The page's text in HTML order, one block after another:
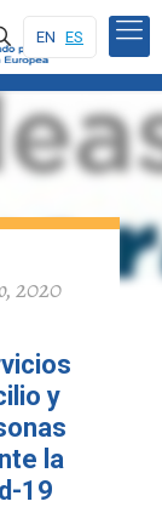
EN ES
2020
y
la
19